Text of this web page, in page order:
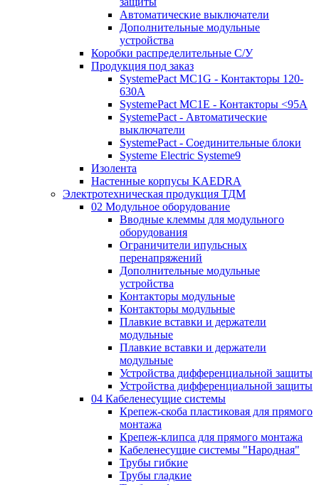
Автоматические выключатели
Дополнительные модульные
устройства
Коробки распределительные C/У
Продукция под заказ
SystemePact MC1G - Контакторы 120-
630A
SystemePact MC1E - Контакторы <95A
SystemePact - Автоматические
выключатели
SystemePact - Соединительные блоки
Systeme Electric Systeme9
Изолента
Настенные корпусы KAEDRA
Электротехническая продукция ТДМ
02 Модульное оборудование
Вводные клеммы для модульного
оборудования
Ограничители ипульсных
перенапряжений
Дополнительные модульные
устройства
Контакторы модульные
Контакторы модульные
Плавкие вставки и держатели
модульные
Плавкие вставки и держатели
модульные
Устройства дифференциальной защиты
Устройства дифференциальной защиты
04 Кабеленесущие системы
Крепеж-скоба пластиковая для прямого
монтажа
Крепеж-клипса для прямого монтажа
Кабеленесущие системы "Народная"
Трубы гибкие
Трубы гладкие